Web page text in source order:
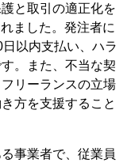
と取引の適正化を
ました。発注者に
以内支払い、ハラ
。また、不当な契
リーランスの立場
方を支援すること
事業者で、従業員